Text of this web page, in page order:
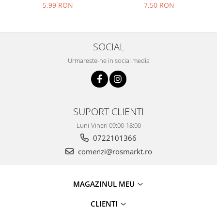
5,99 RON
7,50 RON
SOCIAL
Urmareste-ne in social media
SUPORT CLIENTI
Luni-Vineri 09:00-18:00
0722101366
comenzi@rosmarkt.ro
MAGAZINUL MEU
CLIENTI